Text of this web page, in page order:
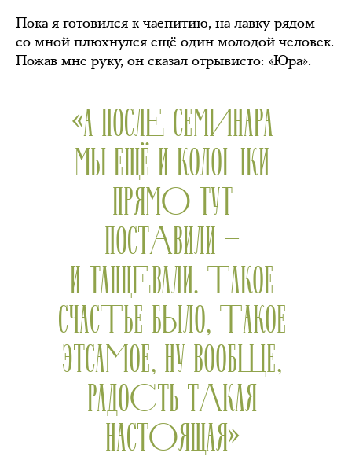
Пока я готовился к чаепитию, на лавку рядом
со мной плюхнулся ещё один молодой человек.
Пожав мне руку, он сказал отрывисто: «Юра».
«А ПОСЛЕ СЕМИНАРА
МЫ ЕЩЁ И КОЛОНКИ
ПРЯМО ТУТ
ПОСТАВИЛИ —
И ТАНЦЕВАЛИ. ТАКОЕ
СЧАСТЬЕ БЫЛО, ТАКОЕ
ЭТСАМОЕ, НУ ВООБЩЕ,
РАДОСТЬ ТАКАЯ
НАСТОЯЩАЯ»